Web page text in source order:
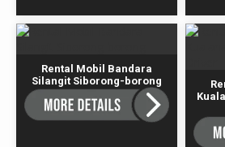
Rental Mobil Bandara
Silangit Siborong-borong